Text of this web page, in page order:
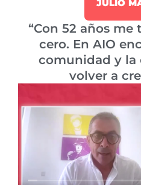
JULIO
“Con 52 años
cero. En AIO
comunidad y la
volver a